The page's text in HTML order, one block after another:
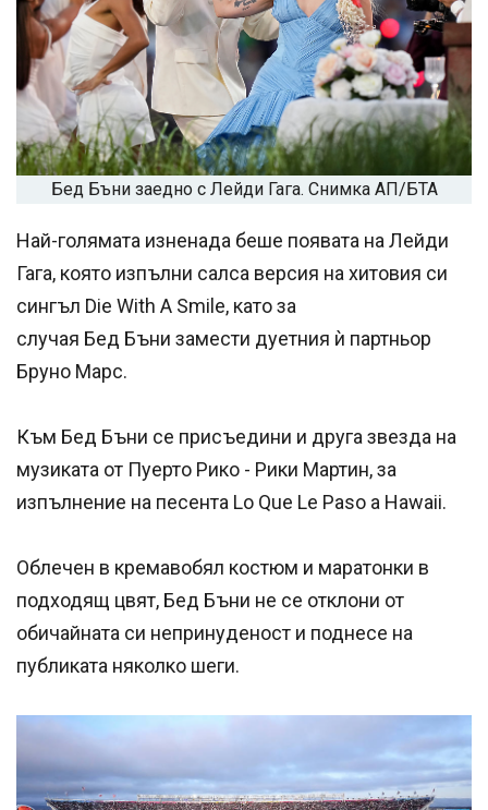
Бед Бъни заедно с Лейди Гага. Снимка АП/БТА
Най-голямата изненада беше появата на Лейди
Гага, която изпълни салса версия на хитовия си
сингъл Die With A Smile, като за
случая Бед Бъни замести дуетния ѝ партньор
Бруно Марс.
Към Бед Бъни се присъедини и друга звезда на
музиката от Пуерто Рико - Рики Мартин, за
изпълнение на песента Lo Que Le Paso a Hawaii.
Облечен в кремавобял костюм и маратонки в
подходящ цвят, Бед Бъни не се отклони от
обичайната си непринуденост и поднесе на
публиката няколко шеги.